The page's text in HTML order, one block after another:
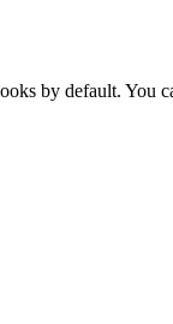
by default. You